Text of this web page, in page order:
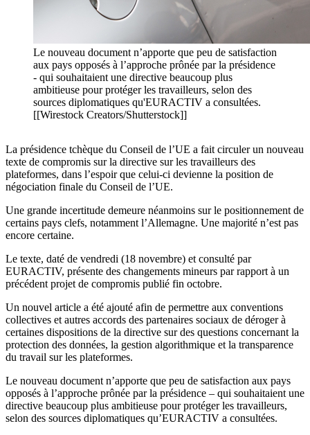
Le nouveau document n’apporte que peu de satisfaction
aux pays opposés à l’approche prônée par la présidence
- qui souhaitaient une directive beaucoup plus
ambitieuse pour protéger les travailleurs, selon des
sources diplomatiques qu'EURACTIV a consultées.
[[Wirestock Creators/Shutterstock]]
La présidence tchèque du Conseil de l’UE a fait circuler un nouveau
texte de compromis sur la directive sur les travailleurs des
plateformes, dans l’espoir que celui-ci devienne la position de
négociation finale du Conseil de l’UE.
Une grande incertitude demeure néanmoins sur le positionnement de
certains pays clefs, notamment l’Allemagne. Une majorité n’est pas
encore certaine.
Le texte, daté de vendredi (18 novembre) et consulté par
EURACTIV, présente des changements mineurs par rapport à un
précédent projet de compromis publié fin octobre.
Un nouvel article a été ajouté afin de permettre aux conventions
collectives et autres accords des partenaires sociaux de déroger à
certaines dispositions de la directive sur des questions concernant la
protection des données, la gestion algorithmique et la transparence
du travail sur les plateformes.
Le nouveau document n’apporte que peu de satisfaction aux pays
opposés à l’approche prônée par la présidence – qui souhaitaient une
directive beaucoup plus ambitieuse pour protéger les travailleurs,
selon des sources diplomatiques qu’EURACTIV a consultées.